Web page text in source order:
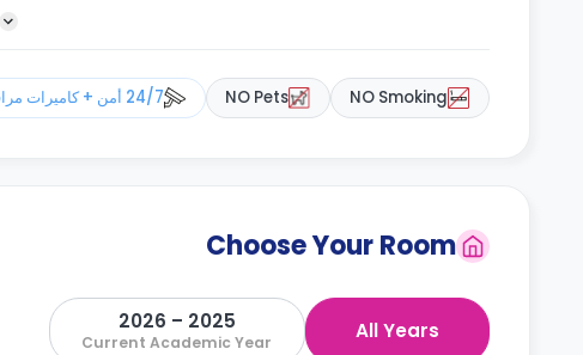
NO Smoking
NO Pets 24/7 أمن + كاميرات مراقبة
Choose Your Room
All Years
2025 – 2026
Current Academic Year